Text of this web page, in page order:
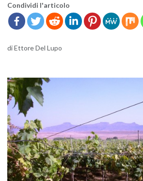
Con­di­vi­di l'ar­ti­co­lo
di Et­to­re Del Lupo